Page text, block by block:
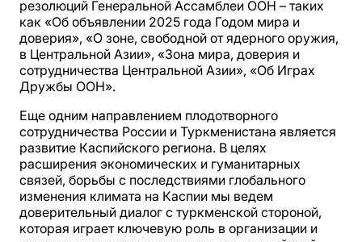
резолюций Генеральной Ассамблеи ООН – таких
как «Об объявлении 2025 года Годом мира и
доверия», «О зоне, свободной от ядерного оружия,
в Центральной Азии», «Зона мира, доверия и
сотрудничества Центральной Азии», «Об Играх
Дружбы ООН».
Еще одним направлением плодотворного
сотрудничества России и Туркменистана является
развитие Каспийского региона. В целях
расширения экономических и гуманитарных
связей, борьбы с последствиями глобального
изменения климата на Каспии мы ведем
доверительный диалог с туркменской стороной,
которая играет ключевую роль в организации и